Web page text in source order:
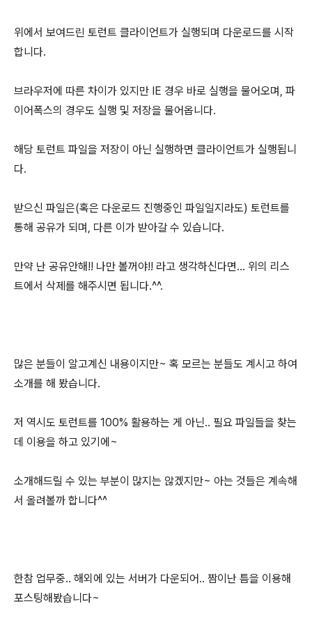
위에서 보여드린 토런트 클라이언트가 실행되며 다운로드를 시작
합니다.
브라우저에 따른 차이가 있지만 IE 경우 바로 실행을 물어오며, 파
이어폭스의 경우도 실행 및 저장을 물어옵니다.
해당 토런트 파일을 저장이 아닌 실행하면 클라이언트가 실행됩니
다.
받으신 파일은(혹은 다운로드 진행중인 파일일지라도) 토런트를
통해 공유가 되며, 다른 이가 받아갈 수 있습니다.
만약 난 공유안해!! 나만 볼꺼야!! 라고 생각하신다면... 위의 리스
트에서 삭제를 해주시면 됩니다.^^.
많은 분들이 알고계신 내용이지만~ 혹 모르는 분들도 계시고 하여
소개를 해 봤습니다.
저 역시도 토런트를 100% 활용하는 게 아닌.. 필요 파일들을 찾는
데 이용을 하고 있기에~
소개해드릴 수 있는 부분이 많지는 않겠지만~ 아는 것들은 계속해
서 올려볼까 합니다^^
한참 업무중.. 해외에 있는 서버가 다운되어.. 짬이난 틈을 이용해
포스팅해봤습니다~